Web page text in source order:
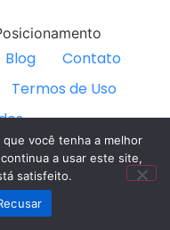
Blog
Contato
Termos de Uso
você tenha a melhor
a usar este site,
satisfeito.